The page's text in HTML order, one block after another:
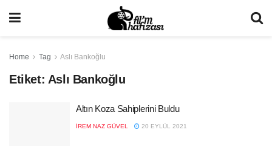
Home Tag Aslı Bankoğlu
Etiket: Aslı Bankoğlu
Altın Koza Sahiplerini Buldu
İREM NAZ GÜVEL 20 EYLÜL 2021